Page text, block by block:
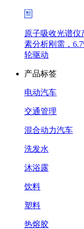
原子吸收光谱仪
素分析刚需，
轮驱动
产品标签
电动汽车
交通管理
混合动力汽车
洗发水
沐浴露
饮料
塑料
热熔胶